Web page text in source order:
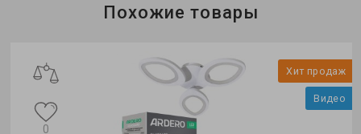
ArderoПохожие товары
Хит продаж
Видео
0